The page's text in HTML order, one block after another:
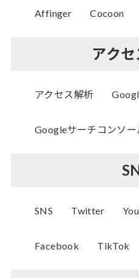
Affinger Cocoon
アク
アクセス解析
Googleサーチコンソー
SNS Twitter
Facebook TikTok